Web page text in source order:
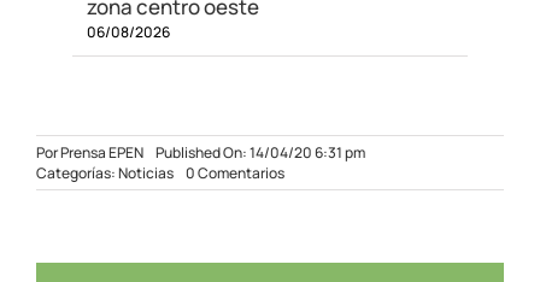
zona centro oeste
06/08/2026
PorPrensa EPEN Published On: 14/04/20 6:31 pm
Categorías:Noticias 0 Comentarioson
El